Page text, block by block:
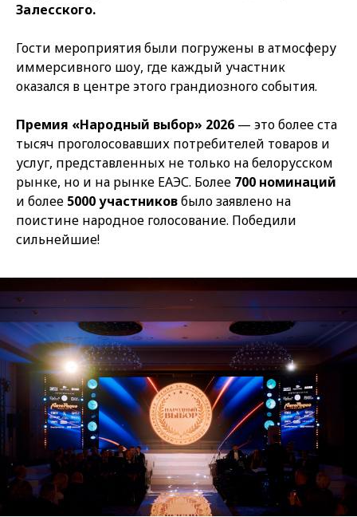
Залесского.
Гости мероприятия были погружены в атмосферу
иммерсивного шоу, где каждый участник
оказался в центре этого грандиозного события.
Премия «Народный выбор» 2026 — это более ста
тысяч проголосовавших потребителей товаров и
услуг, представленных не только на белорусском
рынке, но и на рынке ЕАЭС. Более 700 номинаций
и более 5000 участниковбыло заявлено на
поистине народное голосование. Победили
сильнейшие!